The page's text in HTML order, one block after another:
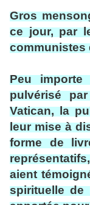
Gros
ce jour, par
communistes
Peu
pulvérisé
Vatican, la
leur mise à
forme de
aient
spirituelle de